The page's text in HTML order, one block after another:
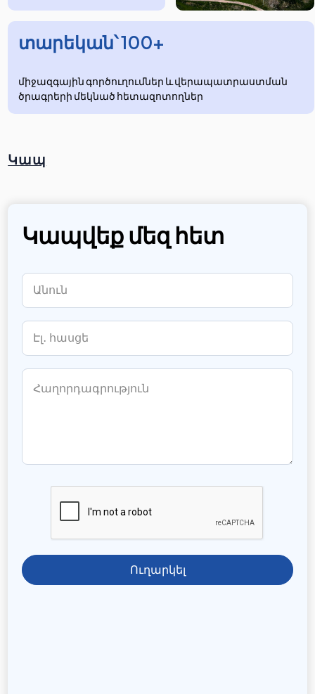
տարեկան՝ 100+
միջազգային գործուղումներ և վերապատրաստման
ծրագրերի մեկնած հետազոտողներ
Կապ
Կապվեք մեզ հետ
Ուղարկել